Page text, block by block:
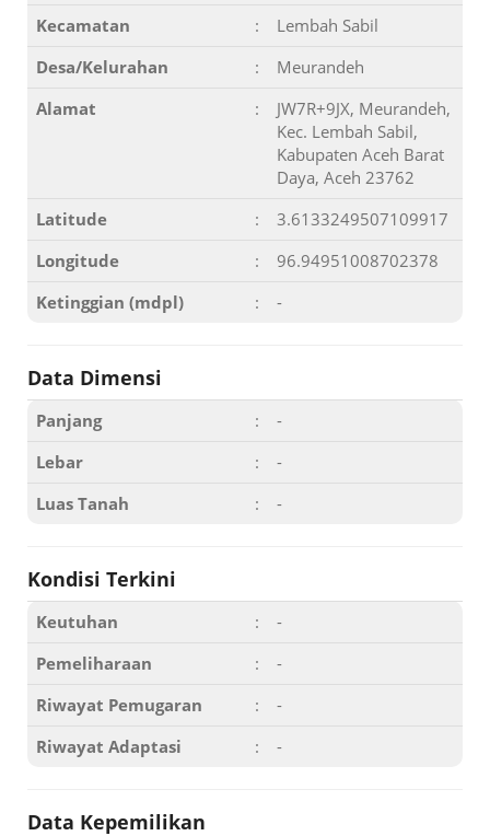
Kecamatan
:
Lembah Sabil
Desa/Kelurahan
:
Meurandeh
Alamat
:
JW7R+9JX, Meurandeh,
Kec. Lembah Sabil,
Kabupaten Aceh Barat
Daya, Aceh 23762
Latitude
:
3.6133249507109917
Longitude
:
96.94951008702378
Ketinggian (mdpl)
: -
Data Dimensi
Panjang :
-
Lebar
:
-
Luas Tanah
: -
Kondisi Terkini
Keutuhan :
-
Pemeliharaan
:
-
Riwayat Pemugaran
:
-
Riwayat Adaptasi
: -
Data Kepemilikan